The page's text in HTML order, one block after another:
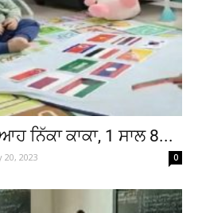
ਨਿੱਕਾ ਕਾਕਾ, 1 ਸਾਲ 8...
20, 2023 0